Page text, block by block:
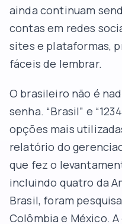
ainda continuam
contas em redes
sites e plataformas,
fáceis de lembrar.
O brasileiro não é
senha. “Brasil” e
opções mais
relatório do
que fez o
incluindo quatro da
Brasil, foram
Colômbia e México.